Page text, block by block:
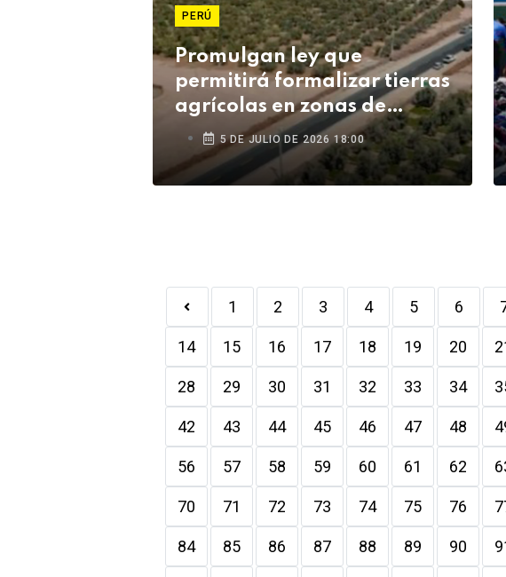
PERÚ
Promulgan ley que
permitirá formalizar tierras
agrícolas en zonas de
frontera y beneficiará a
agricultores de Tacna
5 DE JULIO DE 2026 18:00
1 2 3 4 5 6
14 15 16 17 18 19 20
28 29 30 31 32 33 34
42 43 44 45 46 47 48
56 57 58 59 60 61 62
70 71 72 73 74 75 76
84 85 86 87 88 89 90